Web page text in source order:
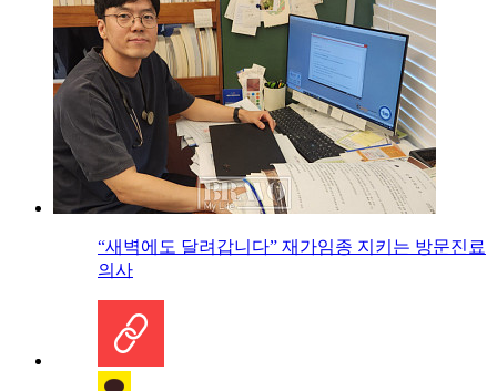
“새벽에도 달려갑니다” 재가임종 지키는 방문진료
의사